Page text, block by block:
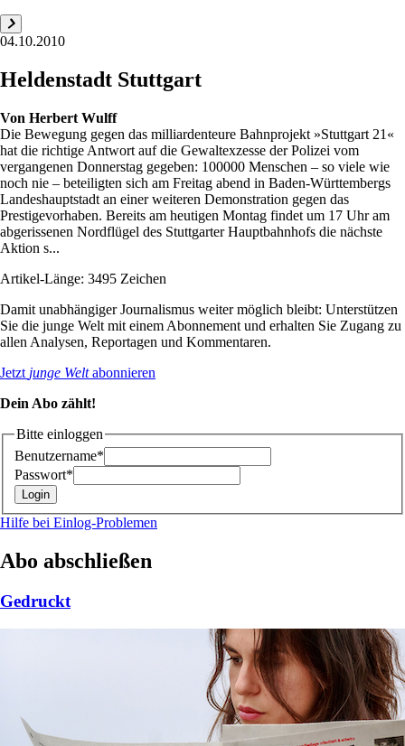
04.10.2010
Heldenstadt Stuttgart
Von Herbert Wulff
Die Bewegung gegen das mil­liardenteure Bahnprojekt »Stuttgart 21«
hat die richtige Antwort auf die Gewaltexzesse der Polizei vom
vergangenen Donnerstag gegeben: 100000 Menschen – so viele wie
noch nie – beteiligten sich am Freitag abend in Baden-Württembergs
Landeshauptstadt an einer weiteren Demonstration gegen das
Prestigevorhaben. Bereits am heutigen Montag findet um 17 Uhr am
abgerissenen Nordflügel des Stuttgarter Hauptbahnhofs die nächste
Aktion s...
Artikel-Länge: 3495 Zeichen
Damit unabhängiger Journalismus weiter möglich bleibt: Unterstützen
Sie die junge Welt mit einem Abonnement und erhalten Sie Zugang zu
allen Analysen, Reportagen und Kommentaren.
Jetzt junge Weltabonnieren
Dein Abo zählt!
Bitte einloggen
Benutzername*
Passwort*
Hilfe bei Einlog-Problemen
Abo abschließen
Gedruckt